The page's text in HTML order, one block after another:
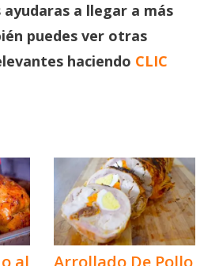
a llegar a más
puedes ver otras
haciendo CLIC
al
Arrollado De Pollo